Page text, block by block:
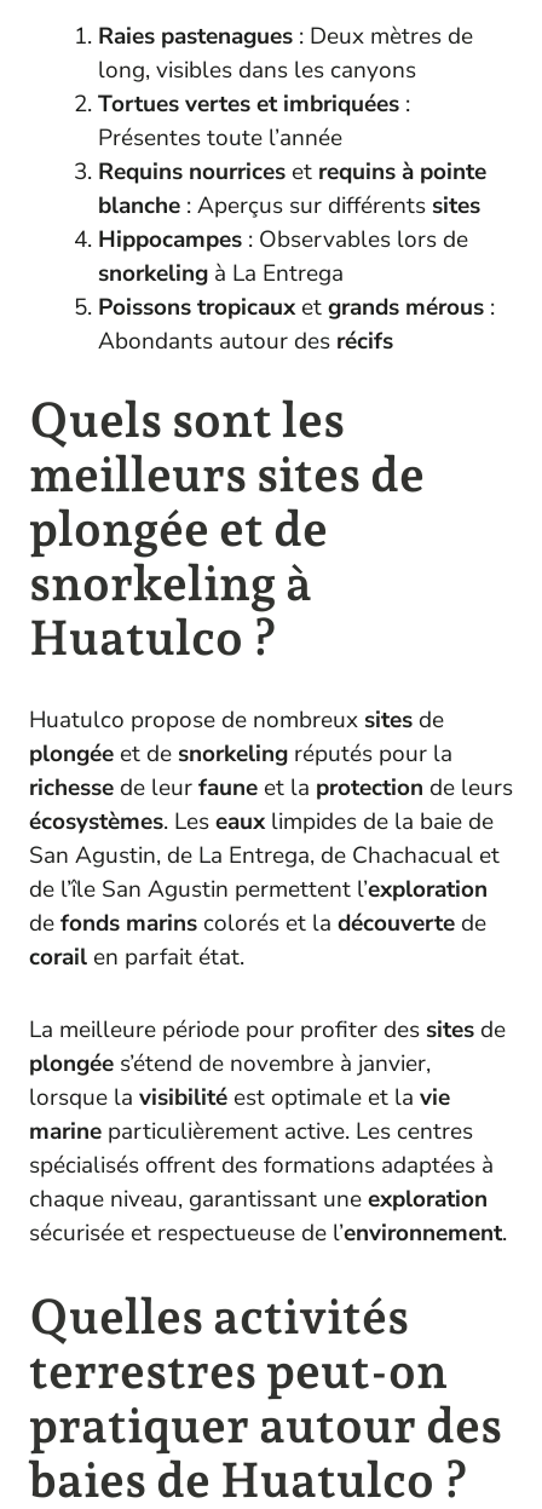
Raies pastenagues : Deux mètres de
long, visibles dans les canyons
Tortues vertes et imbriquées :
Présentes toute l’année
Requins nourrices et requins à pointe
blanche : Aperçus sur différents sites
Hippocampes : Observables lors de
snorkeling à La Entrega
Poissons tropicauxetgrands mérous :
Abondants autour des récifs
Quels sont les
meilleurs sites de
plongée et de
snorkeling à
Huatulco ?
Huatulco propose de nombreux sites de
plongée et de snorkeling réputés pour la
richesse de leurfaune et la protection de leurs
écosystèmes. Leseauxlimpides de la baie de
San Agustin, de La Entrega, de Chachacual et
de l’île San Agustin permettent l’exploration
defonds marins colorés et la découverte de
corail en parfait état.
La meilleure période pour profiter des sites de
plongée s’étend de novembre à janvier,
lorsque la visibilité est optimale et la vie
marine particulièrement active. Les centres
spécialisés offrent des formations adaptées à
chaque niveau, garantissant uneexploration
sécurisée et respectueuse de l’environnement.
Quelles activités
terrestres peut-on
pratiquer autour des
baies de Huatulco ?